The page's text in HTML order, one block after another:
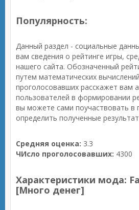
Популярность:
Данный раздел - социальные
вам сведения о рейтинге игры,
нашего сайта. Обозначенный
путем математических
проголосовавших расскажет вам
пользователей в формировании
вы можете сами поучаствовать в
определить полученные
Средняя оценка: 3.3
ЧИсло проголосовавших: 4300
Характеристики мода:
[Много денег]